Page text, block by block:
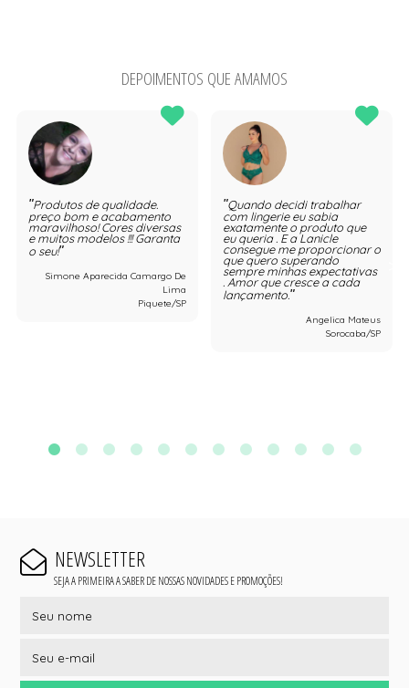
DEPOIMENTOS QUE AMAMOS
Produtos de qualidade.
preço bom e acabamento
maravilhoso! Cores diversas
e muitos modelos !!! Garanta
o seu!
Simone Aparecida Camargo De
Lima
Piquete/SP
Quando decidi trabalhar
com lingerie eu sabia
exatamente o produto que
eu queria . E a Lanicle
consegue me proporcionar o
que quero superando
sempre minhas expectativas
. Amor que cresce a cada
lançamento.
Angelica Mateus
Sorocaba/SP
NEWSLETTER
SEJA A PRIMEIRA A SABER DE NOSSAS NOVIDADES E PROMOÇÕES!